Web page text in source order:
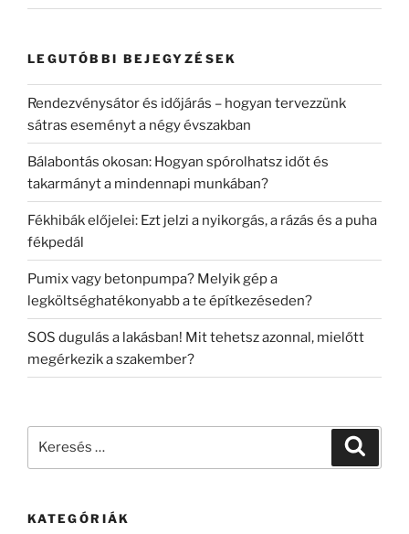
LEGUTÓBBI BEJEGYZÉSEK
Rendezvénysátor és időjárás – hogyan tervezzünk
sátras eseményt a négy évszakban
Bálabontás okosan: Hogyan spórolhatsz időt és
takarmányt a mindennapi munkában?
Fékhibák előjelei: Ezt jelzi a nyikorgás, a rázás és a puha
fékpedál
Pumix vagy betonpumpa? Melyik gép a
legköltséghatékonyabb a te építkezéseden?
SOS dugulás a lakásban! Mit tehetsz azonnal, mielőtt
megérkezik a szakember?
KATEGÓRIÁK